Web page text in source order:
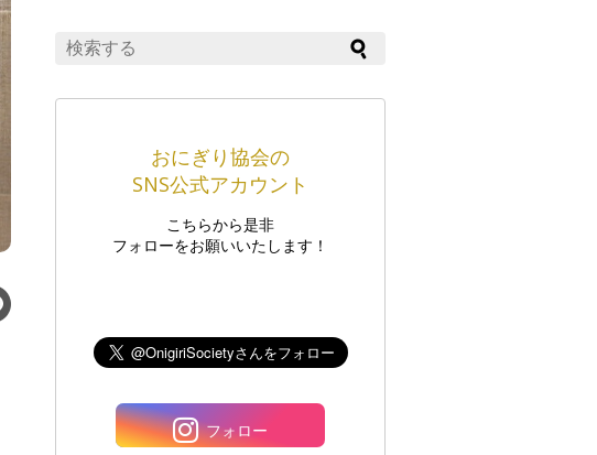
おにぎり協会の
SNS公式アカウント
こちらから是非
フォローをお願いいたします！
フォロー